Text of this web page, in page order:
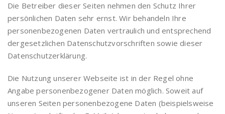
Die Betreiber dieser Seiten nehmen den Schutz Ihrer
persönlichen Daten sehr ernst. Wir behandeln Ihre
personenbezogenen Daten vertraulich und entsprechend
dergesetzlichen Datenschutzvorschriften sowie dieser
Datenschutzerklärung.
Die Nutzung unserer Webseite ist in der Regel ohne
Angabe personenbezogener Daten möglich. Soweit auf
unseren Seiten personenbezogene Daten (beispielsweise